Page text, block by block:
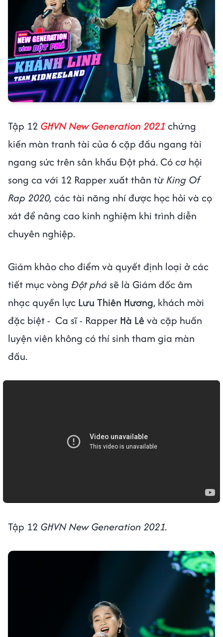
Tập 12 GHVN New Generation 2021 chứng
kiến màn tranh tài của 6 cặp đấu ngang tài
ngang sức trên sân khấu Đột phá. Có cơ hội
song ca với 12 Rapper xuất thân từ King Of
Rap 2020, các tài năng nhí được học hỏi và cọ
xát để nâng cao kinh nghiệm khi trình diễn
chuyên nghiệp.
Giám khảo cho điểm và quyết định loại ở các
tiết mục vòng Đột phá sẽ là Giám đốc âm
nhạc quyền lực Lưu Thiên Hương, khách mời
đặc biệt - Ca sĩ - Rapper Hà Lêvà cặp huấn
luyện viên không có thí sinh tham gia màn
đấu.
Tập 12 GHVN New Generation 2021.